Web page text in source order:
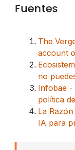
Fuentes
The
account
no
Infobae -
política
La
IA para